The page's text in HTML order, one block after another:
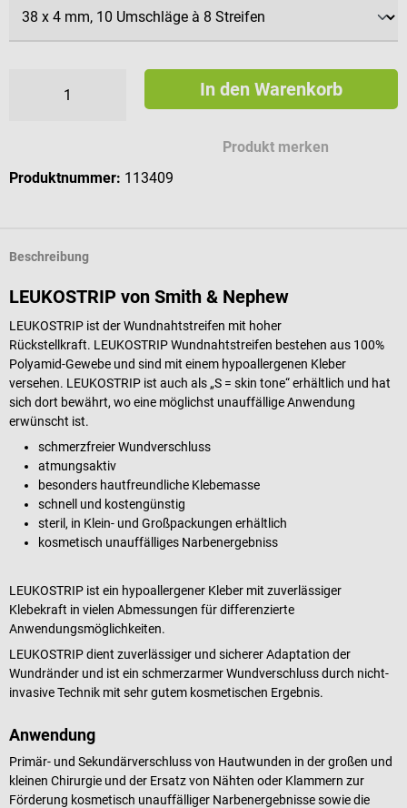
In den Warenkorb
Produkt merken
Produktnummer: 113409
Beschreibung
LEUKOSTRIP von Smith & Nephew
LEUKOSTRIP ist der Wundnahtstreifen mit hoher
Rückstellkraft. LEUKOSTRIP Wundnahtstreifen bestehen aus 100%
Polyamid-Gewebe und sind mit einem hypoallergenen Kleber
versehen. LEUKOSTRIP ist auch als „S = skin tone“ erhältlich und hat
sich dort bewährt, wo eine möglichst unauffällige Anwendung
erwünscht ist.
schmerzfreier Wundverschluss
atmungsaktiv
besonders hautfreundliche Klebemasse
schnell und kostengünstig
steril, in Klein- und Großpackungen erhältlich
kosmetisch unauffälliges Narbenergebniss
LEUKOSTRIP ist ein hypoallergener Kleber mit zuverlässiger
Klebekraft in vielen Abmessungen für differenzierte
Anwendungsmöglichkeiten.
LEUKOSTRIP dient zuverlässiger und sicherer Adaptation der
Wundränder und ist ein schmerzarmer Wundverschluss durch nicht-
invasive Technik mit sehr gutem kosmetischen Ergebnis.
Anwendung
Primär- und Sekundärverschluss von Hautwunden in der großen und
kleinen Chirurgie und der Ersatz von Nähten oder Klammern zur
Förderung kosmetisch unauffälliger Narbenergebnisse sowie die